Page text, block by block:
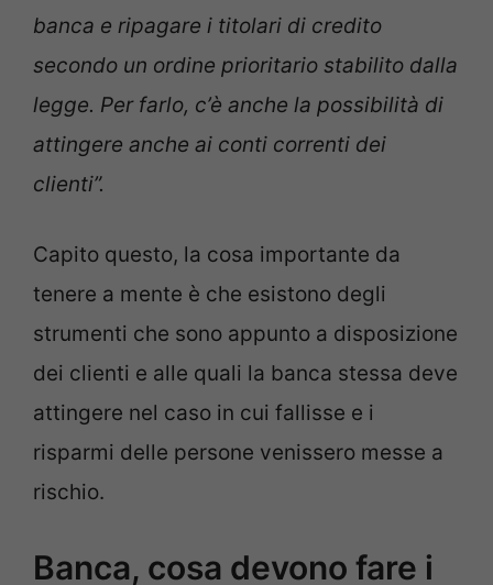
banca e ripagare i titolari di credito
secondo un ordine prioritario stabilito dalla
legge. Per farlo, c’è anche la possibilità di
attingere anche ai conti correnti dei
clienti”.
Capito questo, la cosa importante da
tenere a mente è che esistono degli
strumenti che sono appunto a disposizione
dei clienti e alle quali la banca stessa deve
attingere nel caso in cui fallisse e i
risparmi delle persone venissero messe a
rischio.
Banca, cosa devono fare i